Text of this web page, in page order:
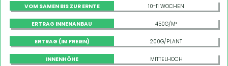
VOM SAMEN BIS ZUR ERNTE 10-11 WOCHEN
ERTRAG INNENANBAU 450G/M²
ERTRAG (IM FREIEN) 200G/PLANT
INNENHÖHE MITTELHOCH